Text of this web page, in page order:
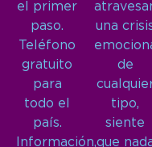
el primer
paso.
Teléfono
gratuito
para
todo el
país.
Información,
una
de
tipo,
siente
que